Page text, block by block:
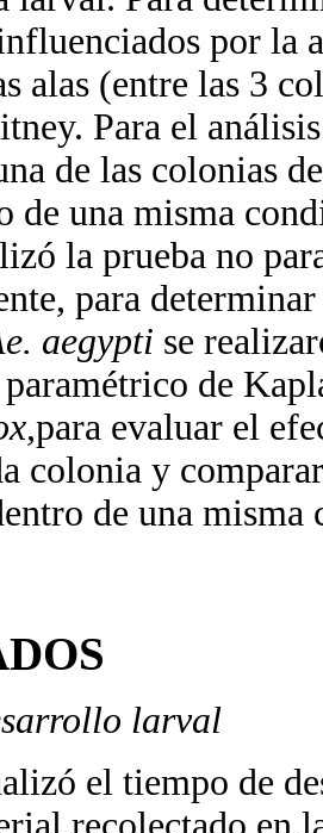
por la
alas (entre las 3
Para el
de las colonias
de una misma
la prueba no
para
aegypti se
de
,para evaluar el
colonia y
de una misma
larval
el tiempo de